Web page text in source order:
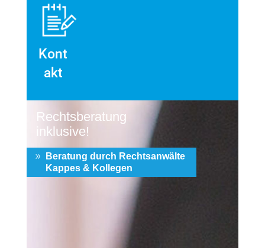
Kont
akt
Rechtsberatung
inklusive!
Beratung durch Rechtsanwälte
Kappes & Kollegen